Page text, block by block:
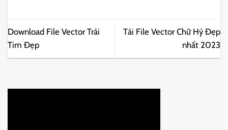
Download File Vector Trái
Tim Đẹp
Tải File Vector Chữ Hỷ Đẹp
nhất 2023